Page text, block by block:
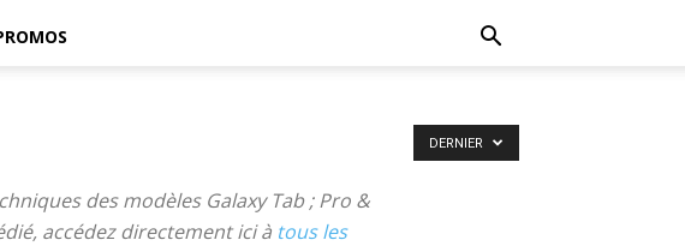
des modèles Galaxy Tab ; Pro &
accédez directement ici à tous les
DERNIER